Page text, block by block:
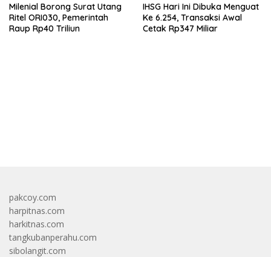
Milenial Borong Surat Utang
Ritel ORI030, Pemerintah
Raup Rp40 Triliun
IHSG Hari Ini Dibuka Menguat
Ke 6.254, Transaksi Awal
Cetak Rp347 Miliar
pakcoy.com
harpitnas.com
harkitnas.com
tangkubanperahu.com
sibolangit.com